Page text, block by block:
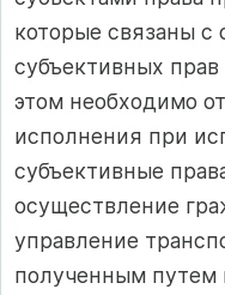
которые связаны
субъективных
этом необходимо
исполнения при
субъективные
осуществление
управление
полученным путем